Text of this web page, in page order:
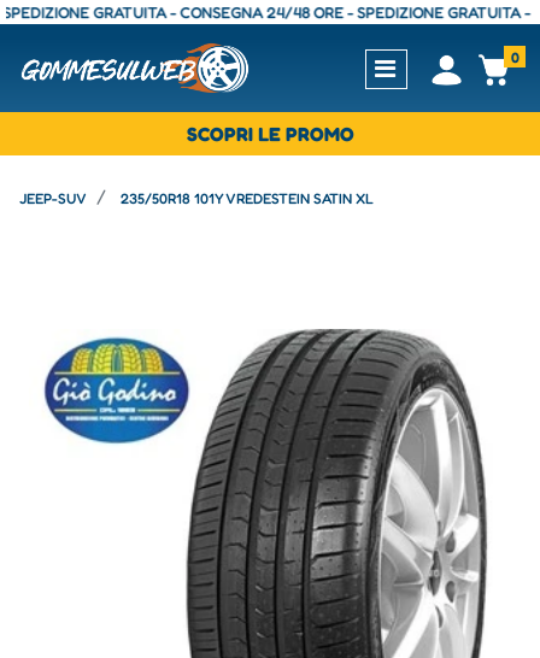
GRATUITA - CONSEGNA 24/48 ORE - SPEDIZIONE GRATUITA -
Open0
SCOPRI LE PROMO
JEEP-SUV 235/50R18 101Y VREDESTEIN SATIN XL